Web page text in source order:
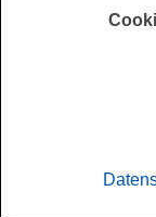
abonnieren. Mit
Sie ja Glück
Tickets
Anker
Tickets,